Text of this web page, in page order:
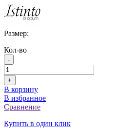
Размер:
Кол-во
-
+
В корзину
В избранное
Сравнение
Купить в один клик